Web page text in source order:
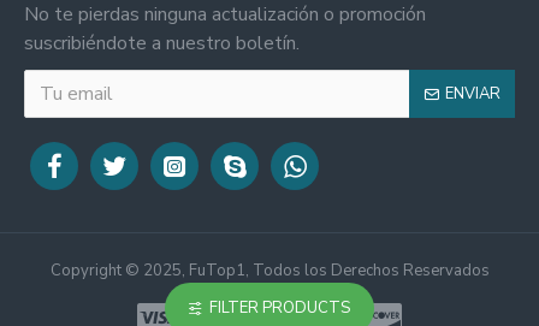
No te pierdas ninguna actualización o promoción
suscribiéndote a nuestro boletín.
ENVIAR
Copyright © 2025, FuTop1, Todos los Derechos Reservados
FILTER PRODUCTS